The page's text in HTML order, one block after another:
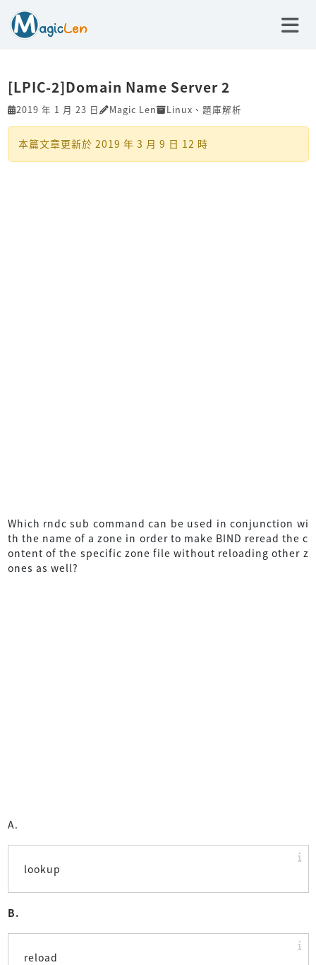
[LPIC-2]Domain Name Server 2
2019 年 1 月 23 日 Magic Len Linux 、 題庫解析
本篇文章更新於 2019 年 3 月 9 日 12 時
Which rndc sub command can be used in conjunction wi
th the name of a zone in order to make BIND reread the c
ontent of the specific zone file without reloading other z
ones as well?
A.
lookup
B.
reload